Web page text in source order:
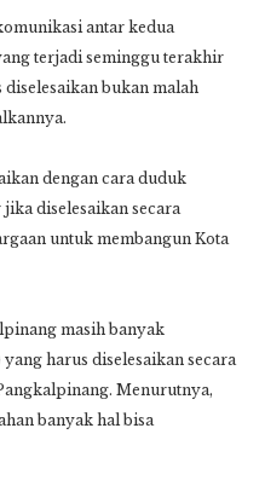
antar kedua
terjadi seminggu terakhir
bukan malah
dengan cara duduk
diselesaikan secara
untuk membangun Kota
masih banyak
harus diselesaikan secara
Menurutnya,
banyak hal bisa